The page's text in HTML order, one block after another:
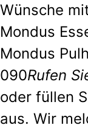
Wünsche
Mondus
Mondus
090Rufen
oder füllen
aus. Wir